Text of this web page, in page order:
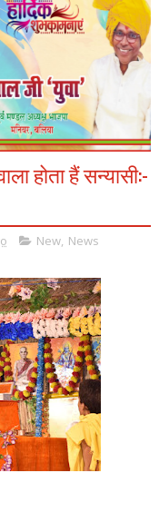
होता हैं सन्यासी:-
New, News